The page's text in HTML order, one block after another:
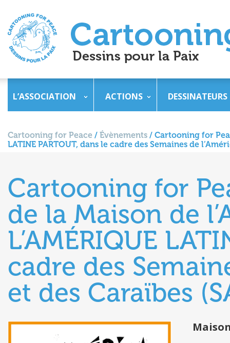
L’ASSOCIATION ACTIONS DESSINATEURS
Cartooning for Peace / Évènements / Cartooning for
LATINE PARTOUT, dans le cadre des Semaines de
Cartooning for
de la Maison de
L’AMÉRIQUE
cadre des
et des Caraïbes